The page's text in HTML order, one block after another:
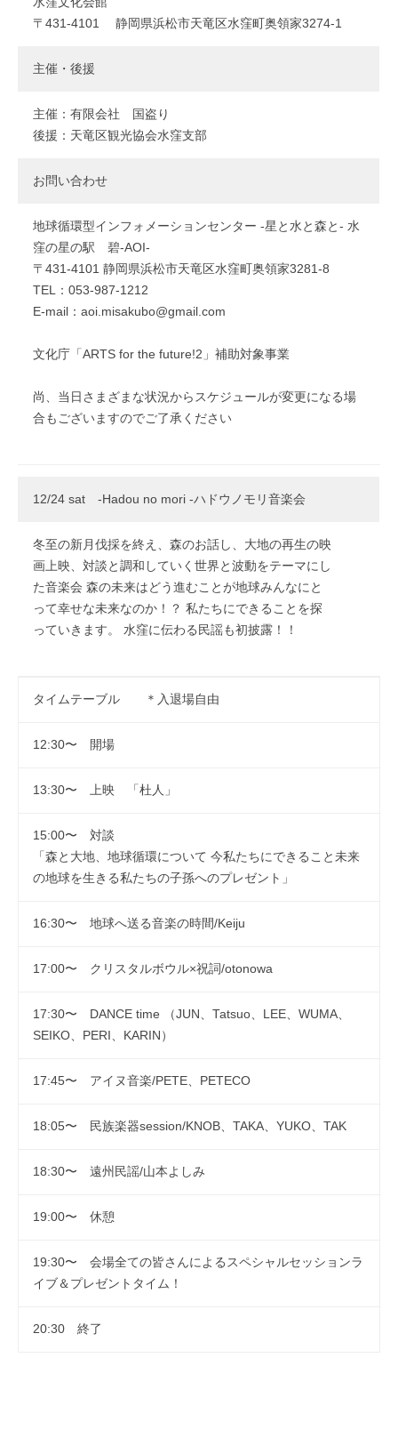
〒431-4101 静岡県浜松市天竜区水窪町奥領家3274-1
主催・後援
主催：有限会社 国盗り
後援：天竜区観光協会水窪支部
お問い合わせ
地球循環型インフォメーションセンター -星と水と森と- 水
窪の星の駅 碧-AOI-
〒431-4101 静岡県浜松市天竜区水窪町奥領家3281-8
TEL：053-987-1212
E-mail：aoi.misakubo@gmail.com
文化庁「ARTS for the future!2」補助対象事業
尚、当日さまざまな状況からスケジュールが変更になる場
合もございますのでご了承ください
12/24 sat -Hadou no mori -ハドウノモリ音楽会
冬至の新月伐採を終え、森のお話し、大地の再生の映
画上映、対談と調和していく世界と波動をテーマにし
た音楽会 森の未来はどう進むことが地球みんなにと
って幸せな未来なのか！？ 私たちにできることを探
っていきます。 水窪に伝わる民謡も初披露！！
タイムテーブル ＊入退場自由
12:30〜 開場
13:30〜 上映 「杜人」
15:00〜 対談
「森と大地、地球循環について 今私たちにできること未来
の地球を生きる私たちの子孫へのプレゼント」
16:30〜 地球へ送る音楽の時間/Keiju
17:00〜 クリスタルボウル×祝詞/otonowa
17:30〜 DANCE time （JUN、Tatsuo、LEE、WUMA、
SEIKO、PERI、KARIN）
17:45〜 アイヌ音楽/PETE、PETECO
18:05〜 民族楽器session/KNOB、TAKA、YUKO、TAK
18:30〜 遠州民謡/山本よしみ
19:00〜 休憩
19:30〜 会場全ての皆さんによるスペシャルセッションラ
イブ＆プレゼントタイム！
20:30 終了